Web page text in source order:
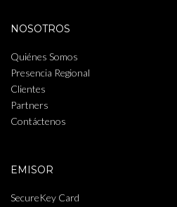
NOSOTROS
Quiénes Somos
Presencia Regional
Clientes
Partners
Contáctenos
EMISOR
SecureKey Card